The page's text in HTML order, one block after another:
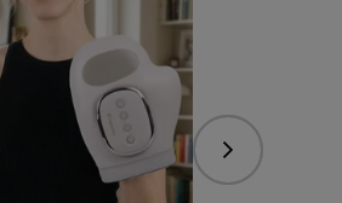
Folgend